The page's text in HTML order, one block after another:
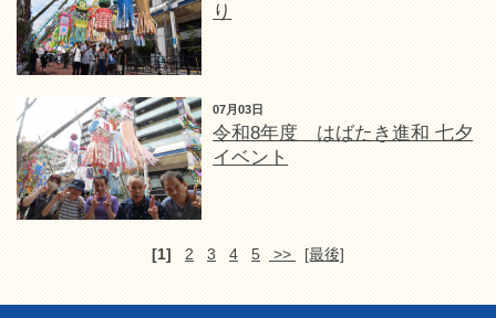
り
07月03日
令和8年度 はばたき進和 七夕
イベント
[1] 2 3 4 5 >> [最後]